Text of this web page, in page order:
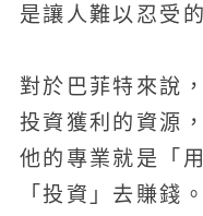
是讓人難以忍受
對於巴菲特來說
投資獲利的資源
他的專業就是「
「投資」去賺錢